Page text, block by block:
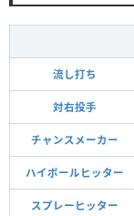
流し打ち
対右投手
チャンスメーカー
ハイボールヒッター
スプレーヒッター